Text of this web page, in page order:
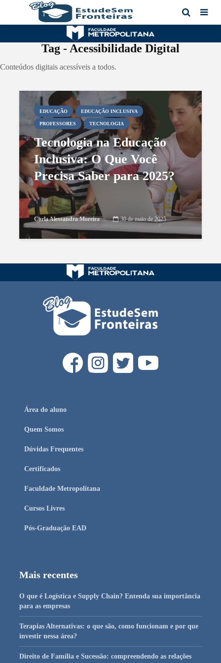
Tag - Acessibilidade Digital
Conteúdos digitais acessíveis a todos.
EDUCAÇÃO EDUCAÇÃO INCLUSIVA
PROFESSORES TECNOLOGIA
Tecnologia na Educação
Inclusiva: O Que Você
Precisa Saber para 2025?
Carla Alessandra Moreira Damasceno 30 de maio de 2025
Área do aluno
Quem Somos
Dúvidas Frequentes
Certificados
Faculdade Metropolitana
Cursos Livres
Pós-Graduação EAD
Mais recentes
O que é Logística e Supply Chain? Entenda sua importância
para as empresas
Terapias Alternativas: o que são, como funcionam e por que
investir nessa área?
Direito de Família e Sucessão: compreendendo as relações